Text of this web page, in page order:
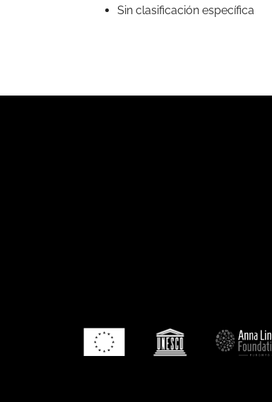
Sin clasificación específica